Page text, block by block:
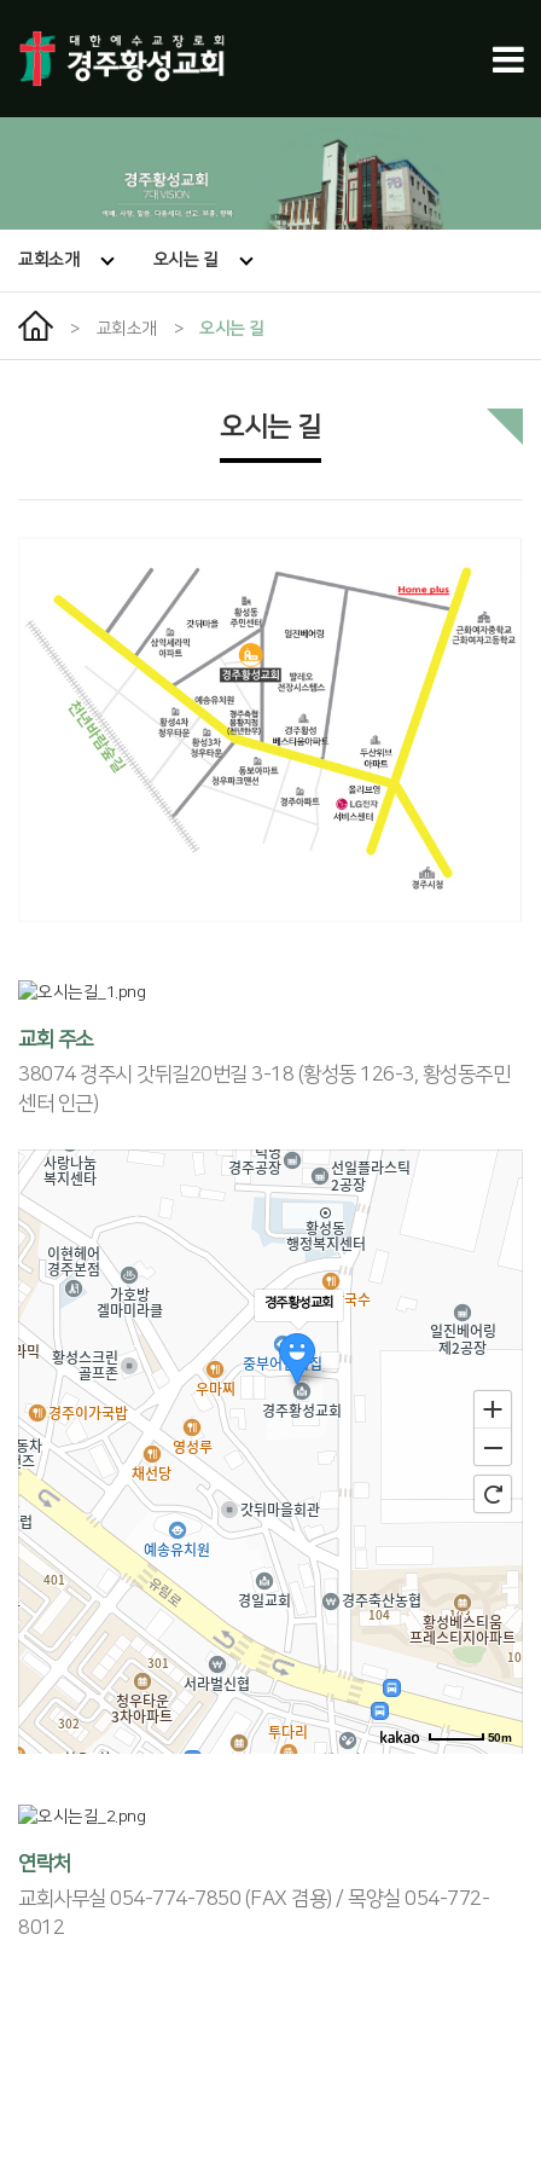
교회소개 오시는 길
> 교회소개 > 오시는 길
오시는 길
교회 주소
38074 경주시 갓뒤길20번길 3-18 (황성동 126-3, 황성동주민
센터 인근)
경주황성교회
50m
연락처
교회사무실 054-774-7850 (FAX 겸용) / 목양실 054-772-
8012